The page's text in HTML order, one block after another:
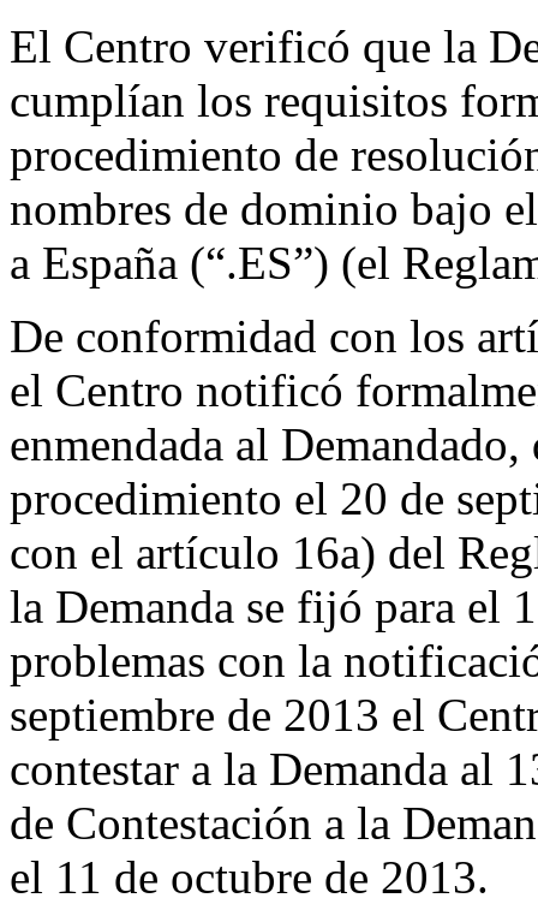
El Centro verificó que la
cumplían los requisitos
procedimiento de
nombres de dominio bajo
a España (“.ES”) (el
De conformidad con los
el Centro notificó
enmendada al
procedimiento el 20 de
con el artículo 16a) del
la Demanda se fijó para el
problemas con la
septiembre de 2013 el
contestar a la Demanda al
de Contestación a la
el 11 de octubre de 2013.